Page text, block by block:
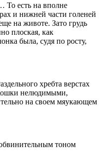
То есть на вполне
и нижней части голеней
на животе. Зато грудь
плоская, как
была, судя по росту,
хребта верстах
нелюдимыми,
на своем мяукающем
тоном